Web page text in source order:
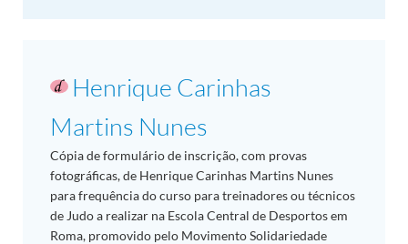
Henrique Carinhas
Martins Nunes
Cópia de formulário de inscrição, com provas
fotográficas, de Henrique Carinhas Martins Nunes
para frequência do curso para treinadores ou técnicos
de Judo a realizar na Escola Central de Desportos em
Roma, promovido pelo Movimento Solidariedade